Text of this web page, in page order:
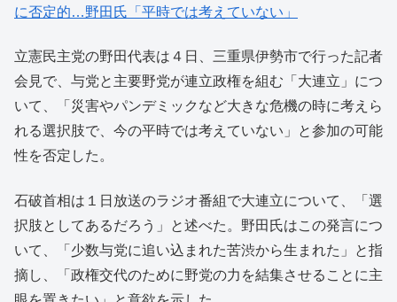
に否定的…野田氏「平時では考えていない」
立憲民主党の野田代表は４日、三重県伊勢市で行った記者
会見で、与党と主要野党が連立政権を組む「大連立」につ
いて、「災害やパンデミックなど大きな危機の時に考えら
れる選択肢で、今の平時では考えていない」と参加の可能
性を否定した。
石破首相は１日放送のラジオ番組で大連立について、「選
択肢としてあるだろう」と述べた。野田氏はこの発言につ
いて、「少数与党に追い込まれた苦渋から生まれた」と指
摘し、「政権交代のために野党の力を結集させることに主